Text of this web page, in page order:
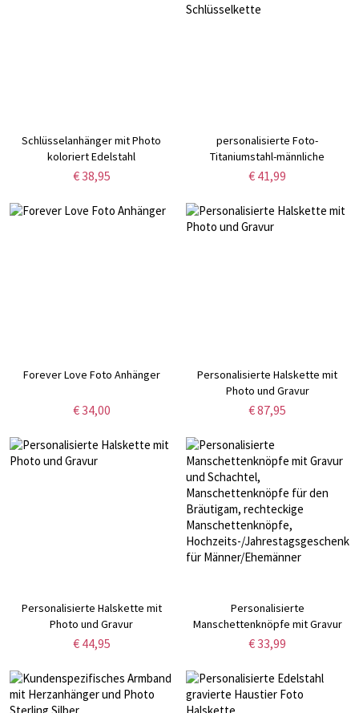
Schlüsselanhänger mit Photo
koloriert Edelstahl
€ 38,95
personalisierte Foto-
Titaniumstahl-männliche
Schlüsselkette
€ 41,99
Forever Love Foto Anhänger
€ 34,00
Personalisierte Halskette mit
Photo und Gravur
€ 87,95
Personalisierte Halskette mit
Photo und Gravur
€ 44,95
Personalisierte
Manschettenknöpfe mit Gravur
und Schachtel,
Bräutigam, rechteckige
Manschettenknöpfe,
Hochzeits-/Jahrestagsgeschenk
€ 33,99